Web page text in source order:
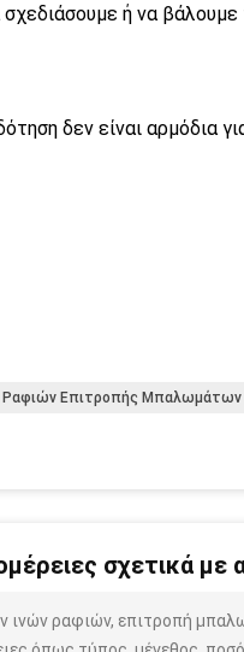
ή να
δεν είναι αρμόδια
Ραφιών Επιτροπής Μπαλωμάτων
σχετικά με
ραφιών, επιτροπή